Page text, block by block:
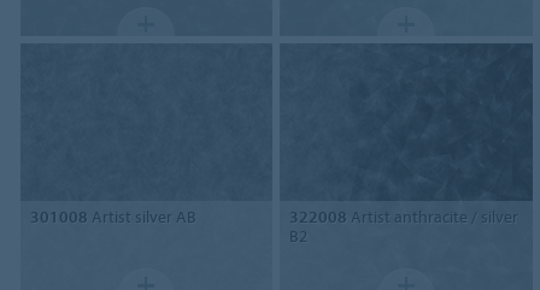
301008 Artist silver AB 322008 Artist anthracite / silver
B2